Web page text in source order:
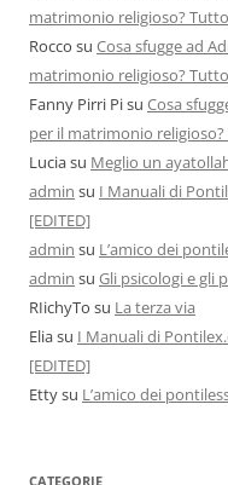
matrimonio religioso?
Rocco su Cosa sfugge ad
matrimonio religioso?
Fanny Pirri Pisu Cosa
per il matrimonio
Luciasu Meglio un
admin su I Manuali di
[EDITED]
admin su L’amico dei
admin su Gli psicologi e gli
RIichyTo su La terza via
Eliasu I Manuali di
[EDITED]
Ettysu L’amico dei
CATEGORIE